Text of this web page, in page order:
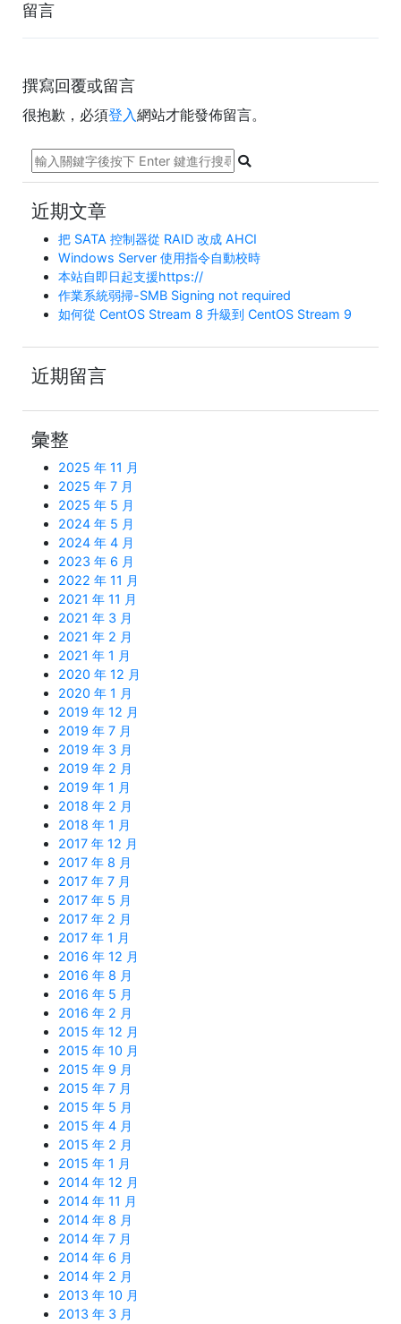
留言
撰寫回覆或留言
很抱歉，必須登入網站才能發佈留言。
近期文章
把 SATA 控制器從 RAID 改成 AHCI
Windows Server 使用指令自動校時
本站自即日起支援https://
作業系統弱掃-SMB Signing not required
如何從 CentOS Stream 8 升級到 CentOS Stream 9
近期留言
彙整
2025 年 11 月
2025 年 7 月
2025 年 5 月
2024 年 5 月
2024 年 4 月
2023 年 6 月
2022 年 11 月
2021 年 11 月
2021 年 3 月
2021 年 2 月
2021 年 1 月
2020 年 12 月
2020 年 1 月
2019 年 12 月
2019 年 7 月
2019 年 3 月
2019 年 2 月
2019 年 1 月
2018 年 2 月
2018 年 1 月
2017 年 12 月
2017 年 8 月
2017 年 7 月
2017 年 5 月
2017 年 2 月
2017 年 1 月
2016 年 12 月
2016 年 8 月
2016 年 5 月
2016 年 2 月
2015 年 12 月
2015 年 10 月
2015 年 9 月
2015 年 7 月
2015 年 5 月
2015 年 4 月
2015 年 2 月
2015 年 1 月
2014 年 12 月
2014 年 11 月
2014 年 8 月
2014 年 7 月
2014 年 6 月
2014 年 2 月
2013 年 10 月
2013 年 3 月